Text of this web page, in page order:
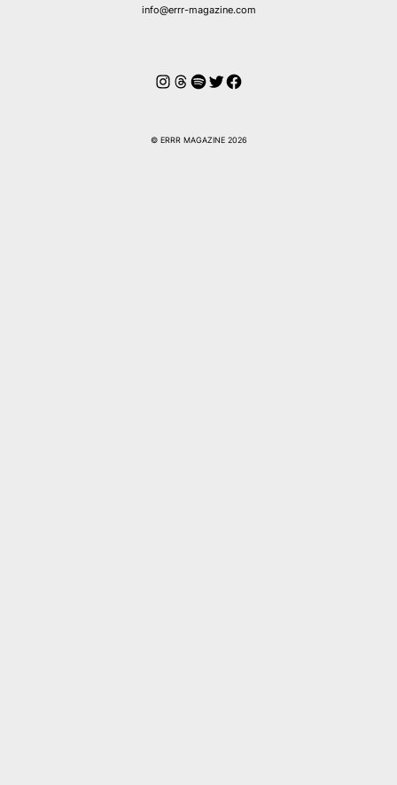
info@errr-magazine.com
Instagram
Hilos
Spotify
Twitter
Facebook
© ERRR MAGAZINE 2026